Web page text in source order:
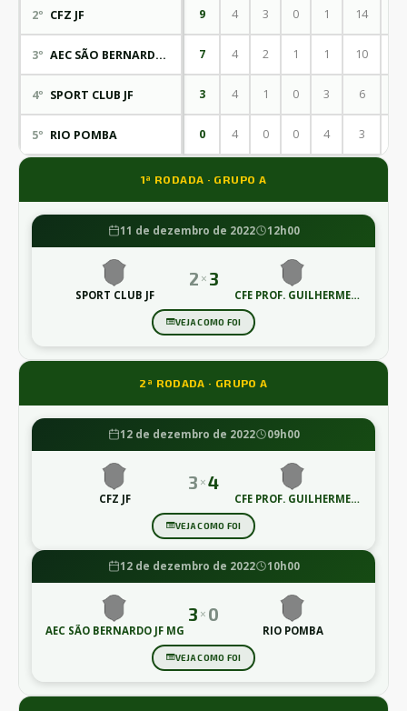
2º CFZ JF
3º AEC SÃO BERNARDO JF MG
4º SPORT CLUB JF
5º RIO POMBA
9 4 3 0 1 14
7 4 2 1 1 10
3 4 1 0 3 6
0 4 0 0 4 3
1ª RODADA · GRUPO A
11 de dezembro de 2022 12h00
SPORT CLUB JF
2 × 3
CFE PROF. GUILHERME
VEJA COMO FOI
2ª RODADA · GRUPO A
12 de dezembro de 2022 09h00
CFZ JF
3 ×4
CFE PROF. GUILHERME
VEJA COMO FOI
12 de dezembro de 2022 10h00
AEC SÃO BERNARDO JF MG
3 × 0
RIO POMBA
VEJA COMO FOI